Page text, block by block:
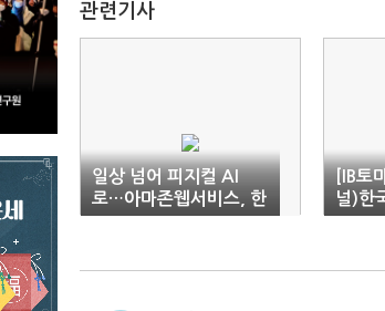
관련기사
일상 넘어 피지컬 AI
로…아마존웹서비스, 한
국 시장 공략 속도
[IB토
널)한
질주